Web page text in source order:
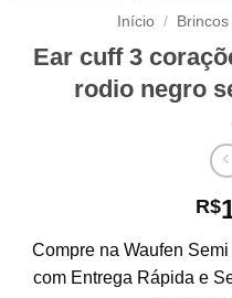
Início / Brincos
Ear cuff 3
rodio negro
R$
Compre na Waufen
com Entrega Rápida e